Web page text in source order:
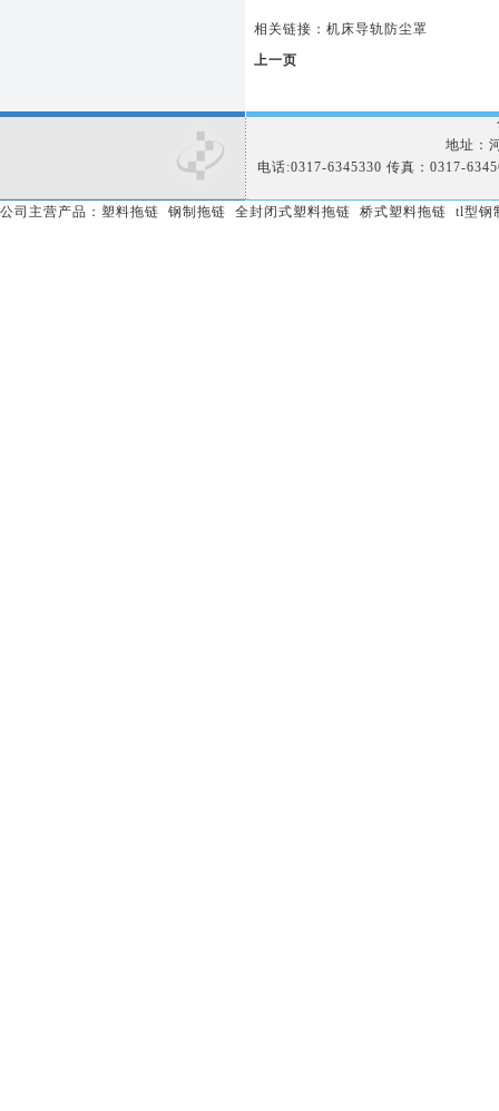
相关链接： 机床导轨防尘罩
上一页
地址：
电话:0317-6345330 传真：0317-
公司主营产品： 塑料拖链 钢制拖链 全封闭式塑料拖链 桥式塑料拖链 tl型钢